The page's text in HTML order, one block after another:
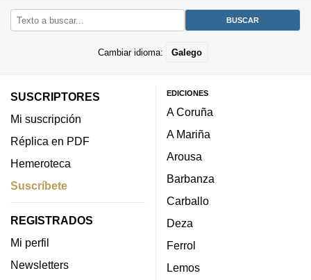
Cambiar idioma: Galego
SUSCRIPTORES
Mi suscripción
Réplica en PDF
Hemeroteca
Suscríbete
REGISTRADOS
Mi perfil
Newsletters
EDICIONES
A Coruña
A Mariña
Arousa
Barbanza
Carballo
Deza
Ferrol
Lemos